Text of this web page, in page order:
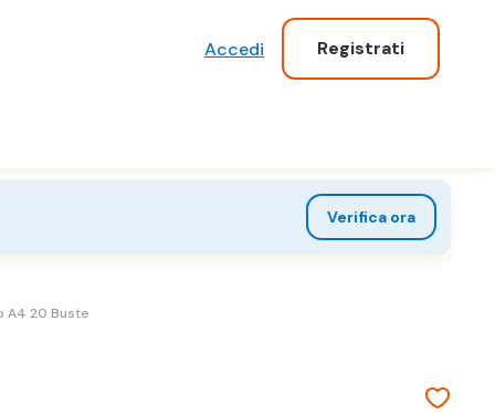
Accedi Registrati
Verifica ora
A4 20 Buste